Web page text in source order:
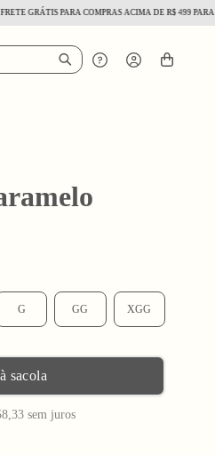
GRÁTIS PARA COMPRAS ACIMA DE R$ 499 PARA
G GG XGG
sacola
sem juros